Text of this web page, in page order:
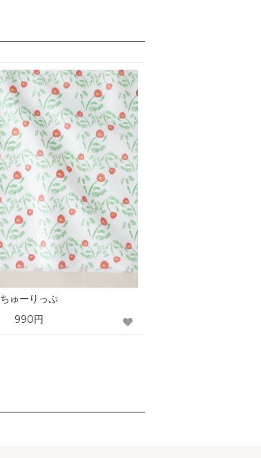
ちゅーりっぷ
990円